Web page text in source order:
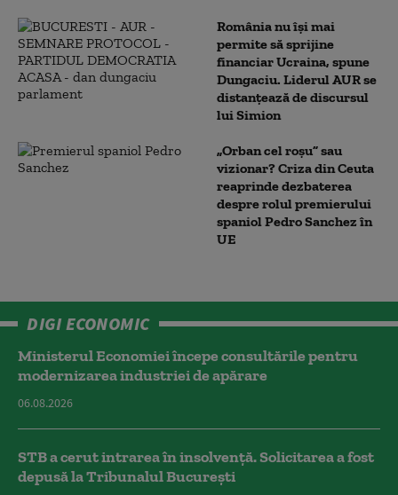
România nu își mai
permite să sprijine
financiar Ucraina, spune
Dungaciu. Liderul AUR se
distanțează de discursul
lui Simion
„Orban cel roșu” sau
vizionar? Criza din Ceuta
reaprinde dezbaterea
despre rolul premierului
spaniol Pedro Sanchez în
UE
DIGI ECONOMIC
Ministerul Economiei începe consultările pentru
modernizarea industriei de apărare
06.08.2026
STB a cerut intrarea în insolvență. Solicitarea a fost
depusă la Tribunalul București